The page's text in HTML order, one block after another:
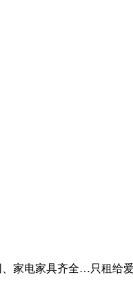
家电家具齐全…只租给